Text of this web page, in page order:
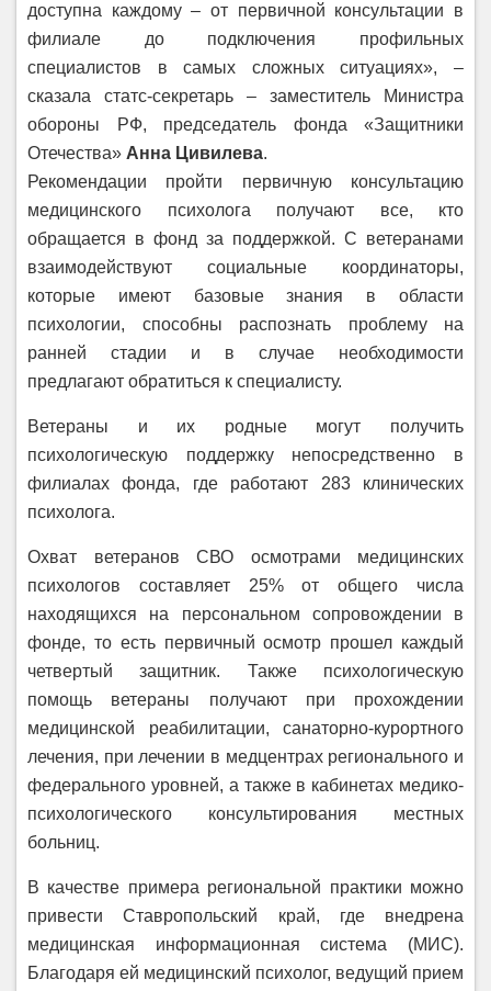
доступна каждому – от первичной консультации в
филиале до подключения профильных
специалистов в самых сложных ситуациях», –
сказала статс-секретарь – заместитель Министра
обороны РФ, председатель фонда «Защитники
Отечества» Анна Цивилева.
Рекомендации пройти первичную консультацию
медицинского психолога получают все, кто
обращается в фонд за поддержкой. С ветеранами
взаимодействуют социальные координаторы,
которые имеют базовые знания в области
психологии, способны распознать проблему на
ранней стадии и в случае необходимости
предлагают обратиться к специалисту.
Ветераны и их родные могут получить
психологическую поддержку непосредственно в
филиалах фонда, где работают 283 клинических
психолога.
Охват ветеранов СВО осмотрами медицинских
психологов составляет 25% от общего числа
находящихся на персональном сопровождении в
фонде, то есть первичный осмотр прошел каждый
четвертый защитник. Также психологическую
помощь ветераны получают при прохождении
медицинской реабилитации, санаторно-курортного
лечения, при лечении в медцентрах регионального и
федерального уровней, а также в кабинетах медико-
психологического консультирования местных
больниц.
В качестве примера региональной практики можно
привести Ставропольский край, где внедрена
медицинская информационная система (МИС).
Благодаря ей медицинский психолог, ведущий прием